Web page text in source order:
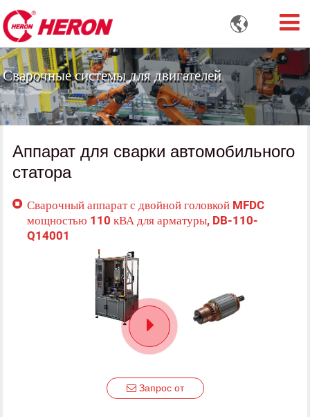

Сварочные системы для двигателей
Аппарат для сварки автомобильного
статора
Сварочный аппарат с двойной головкой MFDC
мощностью 110 кВА для арматуры, DB-110-
Q14001
Запрос от